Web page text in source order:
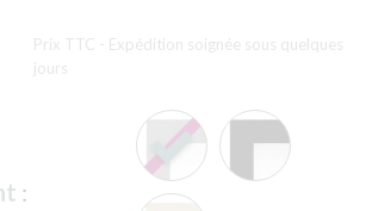
Prix TTC
- Expédition soignée sous quelques
jours
: